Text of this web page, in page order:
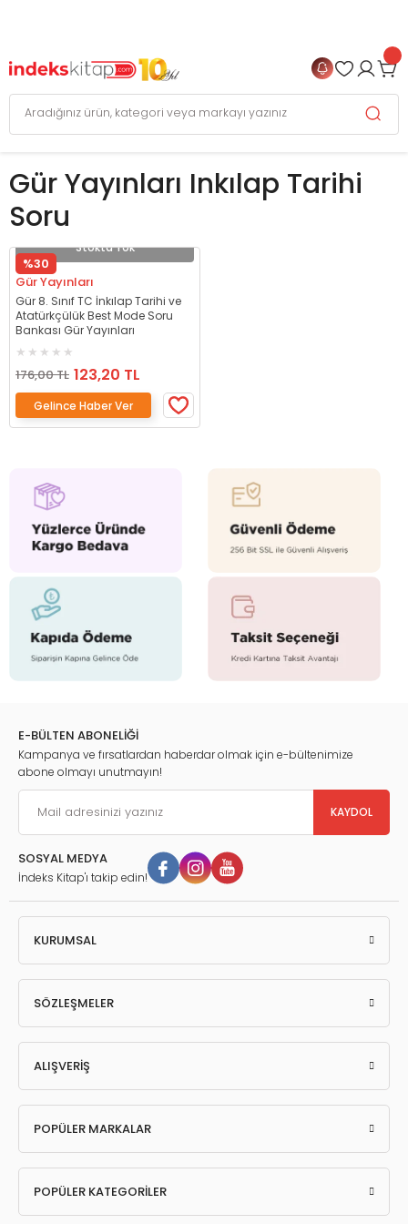
Gür Yayınları Inkılap Tarihi
Soru
Stokta Yok
%30
Gür Yayınları
Gür 8. Sınıf TC İnkılap Tarihi ve
Atatürkçülük Best Mode Soru
Bankası Gür Yayınları
176,00 TL 123,20 TL
Gelince Haber Ver
E-BÜLTEN ABONELİĞİ
Kampanya ve fırsatlardan haberdar olmak için e-bültenimize
abone olmayı unutmayın!
KAYDOL
SOSYAL MEDYA
İndeks Kitap'ı takip edin!
KURUMSAL
SÖZLEŞMELER
ALIŞVERİŞ
POPÜLER MARKALAR
POPÜLER KATEGORİLER